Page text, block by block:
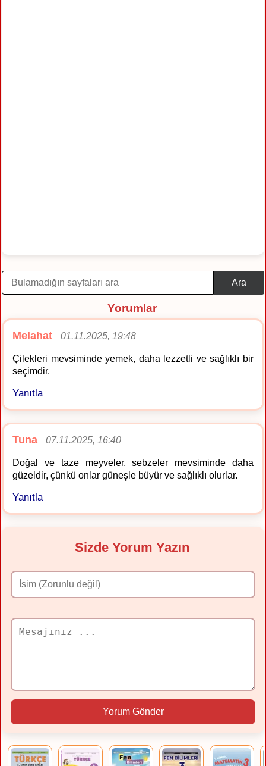
Ara
Yorumlar
Melahat 01.11.2025, 19:48
Çilekleri mevsiminde yemek, daha lezzetli ve sağlıklı bir
seçimdir.
Yanıtla
Tuna 07.11.2025, 16:40
Doğal ve taze meyveler, sebzeler mevsiminde daha
güzeldir, çünkü onlar güneşle büyür ve sağlıklı olurlar.
Yanıtla
Sizde Yorum Yazın
Yorum Gönder